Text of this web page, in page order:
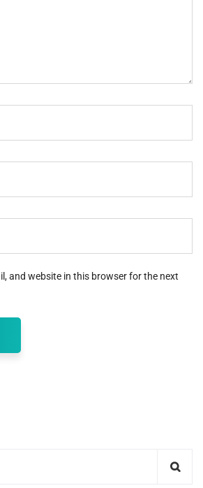
and website in this browser for the next